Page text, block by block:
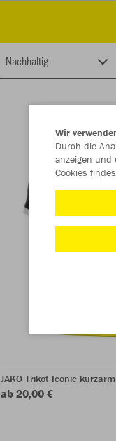
Nachhaltig
JAKO Trikot Iconic kurzarm
ab 20,00 €
Wir
Durch die
anzeigen und
Cookies